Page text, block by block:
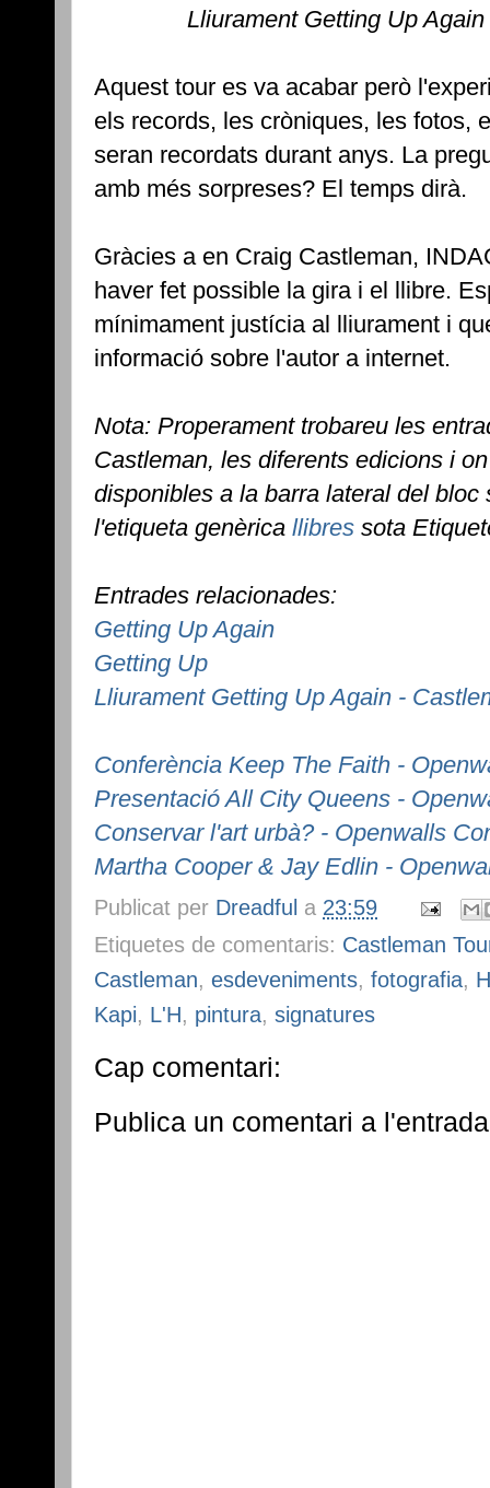
Lliurament Getting Up
Aquest tour es va acabar però
els records, les cròniques, les fotos,
seran recordats durant anys. La
amb més sorpreses? El temps dirà.
Gràcies a en Craig Castleman,
haver fet possible la gira i el llibre.
mínimament justícia al lliurament i
informació sobre l'autor a internet.
Nota: Properament trobareu les
Castleman, les diferents edicions i
disponibles a la barra lateral del
l'etiqueta genèrica llibres sota
Entrades relacionades:
Getting Up Again
Getting Up
Lliurament Getting Up Again -
Conferència Keep The Faith -
Presentació All City Queens -
Conservar l'art urbà? - Openwalls
Martha Cooper & Jay Edlin -
Publicat per Dreadful a 23:59
Etiquetes de comentaris: Castleman
Castleman, esdeveniments, fotografia,
Kapi, L'H, pintura, signatures
Cap comentari:
Publica un comentari a l'entrada